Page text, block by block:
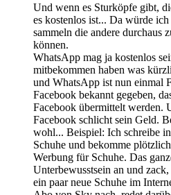
Und wenn es Sturköpfe gibt,
es kostenlos ist... Da würde
sammeln die andere durchaus
können.
WhatsApp mag ja kostenlos
mitbekommen haben was
und WhatsApp ist nun einmal
Facebook bekannt gegeben,
Facebook übermittelt werden.
Facebook schlicht sein Geld.
wohl... Beispiel: Ich schreibe
Schuhe und bekomme
Werbung für Schuhe. Das
Unterbewusstsein an und
ein paar neue Schuhe im